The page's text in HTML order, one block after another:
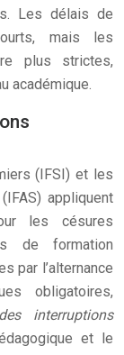
Les délais de
mais les
plus strictes,
académique.
(IFSI) et les
appliquent
les césures
de formation
par l’alternance
obligatoires,
interruptions
et le